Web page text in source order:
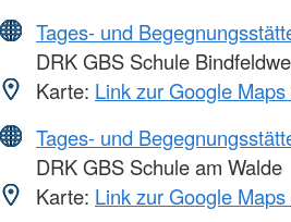
Tages- und
DRK GBS Schule
Karte: Link zur Google
Tages- und
DRK GBS Schule am Walde
Karte: Link zur Google